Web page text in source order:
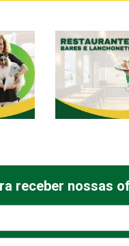
receber nossas